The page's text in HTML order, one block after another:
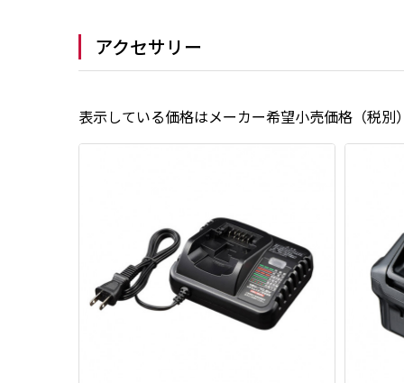
アクセサリー
表示している価格はメーカー希望小売価格（税別